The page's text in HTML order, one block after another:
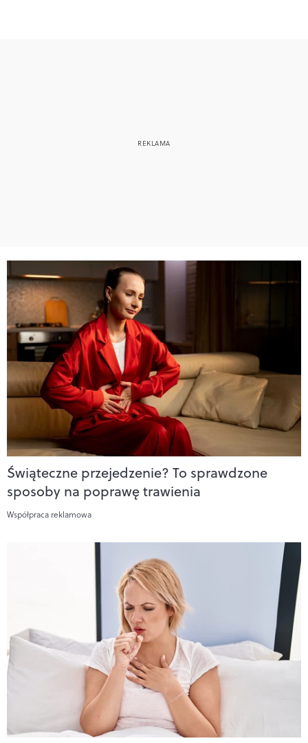
Świąteczne przejedzenie? To sprawdzone
sposoby na poprawę trawienia
Współpraca reklamowa